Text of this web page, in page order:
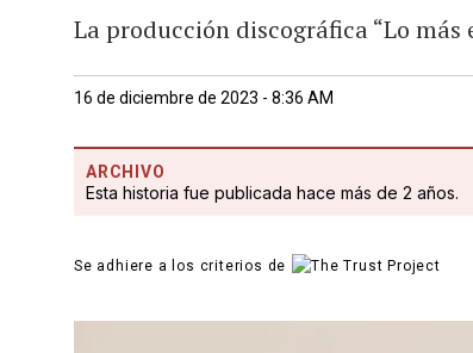
La producción discográfica “Lo más
16 de diciembre de 2023 - 8:36 AM
ARCHIVO
Esta historia fue publicada hace más de 2 años.
Se adhiere a los criterios de